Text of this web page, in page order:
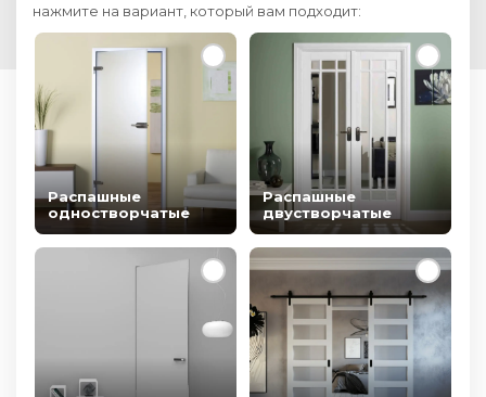
нажмите на вариант, который вам подходит:
Распашные
одностворчатые
Распашные
двустворчатые